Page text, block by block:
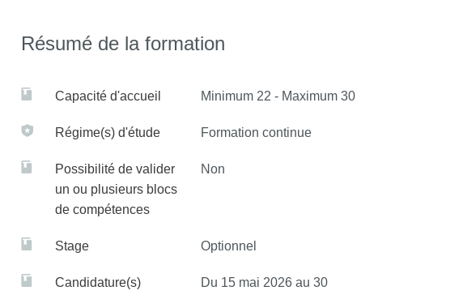
Résumé de la formation
Capacité d'accueil Minimum 22 - Maximum 30
Régime(s) d'étude Formation continue
Possibilité de valider
un ou plusieurs blocs
de compétences
Non
Stage Optionnel
Candidature(s)
Du 15 mai 2026 au 30